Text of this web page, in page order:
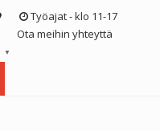
Työajat - klo 11-17
Ota meihin yhteyttä
▼